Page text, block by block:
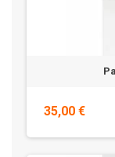
35,00 €